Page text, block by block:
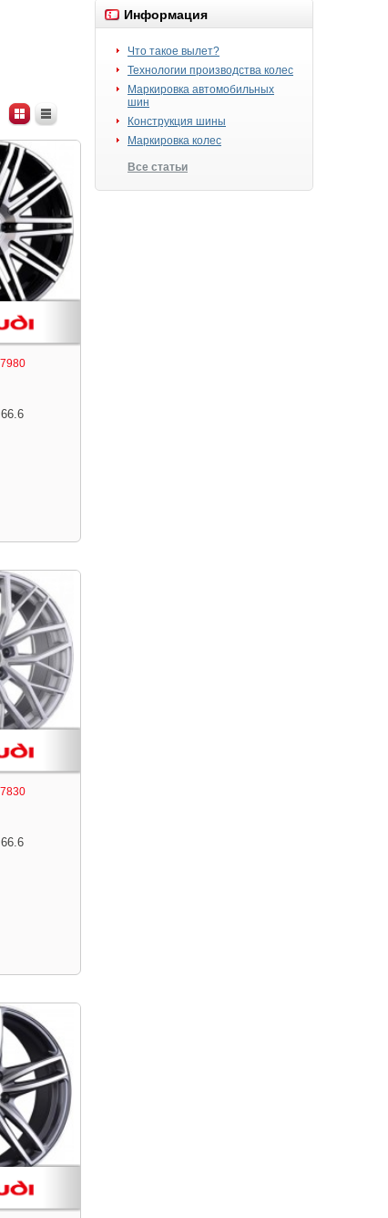
Информация
Что такое вылет?
Технологии производства колес
Маркировка автомобильных
шин
Конструкция шины
Маркировка колес
Все статьи